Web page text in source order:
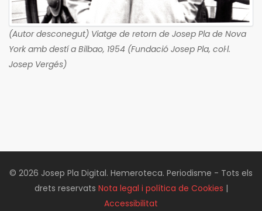
(Autor desconegut) Viatge de retorn de Josep Pla de Nova
York amb destí a Bilbao, 1954 (Fundació Josep Pla, col·l.
Josep Vergés)
© 2026 Josep Pla Digital. Hemeroteca. Periodisme - Tots els
drets reservats Nota legal i política de Cookies |
Accessibilitat